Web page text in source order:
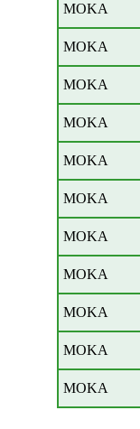
MOKA
MOKA
MOKA
MOKA
MOKA
MOKA
MOKA
MOKA
MOKA
MOKA
MOKA